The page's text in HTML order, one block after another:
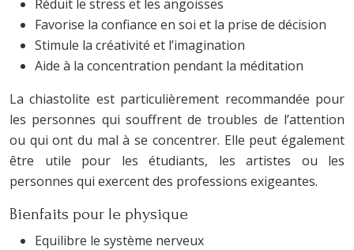
Réduit le stress et les angoisses
Favorise la confiance en soi et la prise de décision
Stimule la créativité et l’imagination
Aide à la concentration pendant la méditation
La chiastolite est particulièrement recommandée pour
les personnes qui souffrent de troubles de l’attention
ou qui ont du mal à se concentrer. Elle peut également
être utile pour les étudiants, les artistes ou les
personnes qui exercent des professions exigeantes.
Bienfaits pour le physique
Equilibre le système nerveux